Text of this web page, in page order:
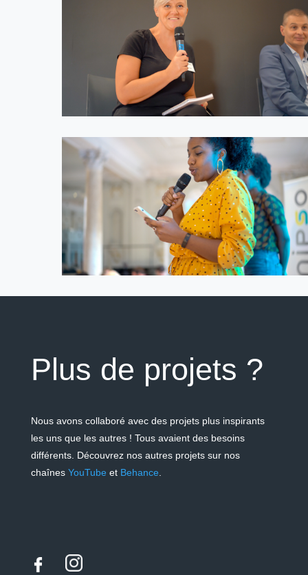
Plus de projets ?
Nous avons collaboré avec des projets plus inspirants
les uns que les autres ! Tous avaient des besoins
différents. Découvrez nos autres projets sur nos
chaînes YouTube et Behance.